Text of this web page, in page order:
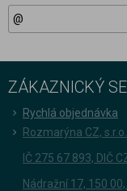
ZÁKAZNICKÝ
Rychlá objednávka
Rozmarýna CZ, s.r.o.
IČ 275 67 893, DIČ
Nádražní 17, 150